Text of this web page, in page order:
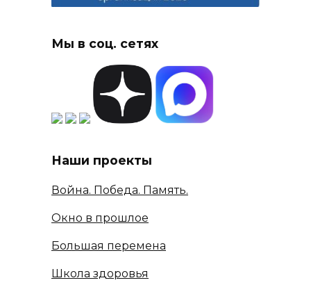
Мы в соц. сетях
Наши проекты
Война. Победа. Память.
Окно в прошлое
Большая перемена
Школа здоровья